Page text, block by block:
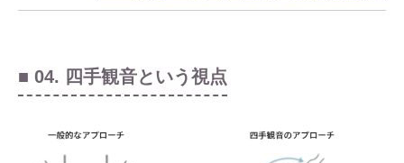
■ 04. 四手観音という視点